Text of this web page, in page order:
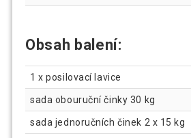
Obsah balení:
1 x posilovací lavice
sada obouruční činky 30 kg
sada jednoručních činek 2 x 15 kg